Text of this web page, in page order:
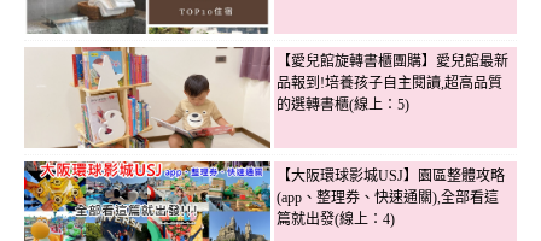
【愛兒館旋轉書櫃團購】愛兒館最新
品報到!培養孩子自主閱讀,超高品質
的選轉書櫃(線上：5)
【大阪環球影城USJ】園區整體攻略
(app、整理券、快速通關),全部看這
篇就出發(線上：4)